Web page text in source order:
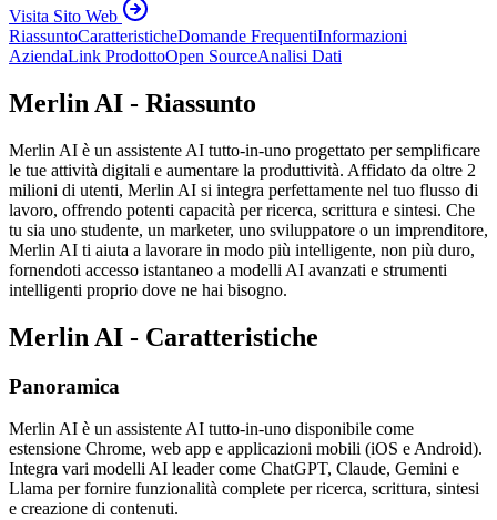
Visita Sito Web
RiassuntoCaratteristicheDomande FrequentiInformazioni
AziendaLink ProdottoOpen SourceAnalisi Dati
Merlin AI - Riassunto
Merlin AI è un assistente AI tutto-in-uno progettato per semplificare
le tue attività digitali e aumentare la produttività. Affidato da oltre 2
milioni di utenti, Merlin AI si integra perfettamente nel tuo flusso di
lavoro, offrendo potenti capacità per ricerca, scrittura e sintesi. Che
tu sia uno studente, un marketer, uno sviluppatore o un imprenditore,
Merlin AI ti aiuta a lavorare in modo più intelligente, non più duro,
fornendoti accesso istantaneo a modelli AI avanzati e strumenti
intelligenti proprio dove ne hai bisogno.
Merlin AI - Caratteristiche
Panoramica
Merlin AI è un assistente AI tutto-in-uno disponibile come
estensione Chrome, web app e applicazioni mobili (iOS e Android).
Integra vari modelli AI leader come ChatGPT, Claude, Gemini e
Llama per fornire funzionalità complete per ricerca, scrittura, sintesi
e creazione di contenuti.